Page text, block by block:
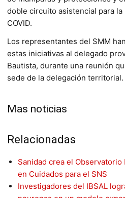
doble circuito asistencial para la
COVID.
Los representantes del SMM
estas iniciativas al delegado
Bautista, durante una reunión
sede de la delegación territorial.
Mas noticias
Relacionadas
Sanidad crea el
en Cuidados para el SNS
Investigadores del IBSAL